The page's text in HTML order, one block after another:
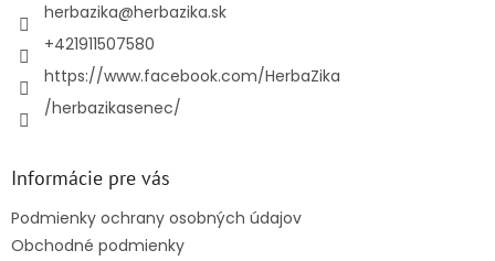
herbazika@herbazika.sk
+421911507580
https://www.facebook.com/HerbaZika
/herbazikasenec/
Informácie pre vás
Podmienky ochrany osobných údajov
Obchodné podmienky